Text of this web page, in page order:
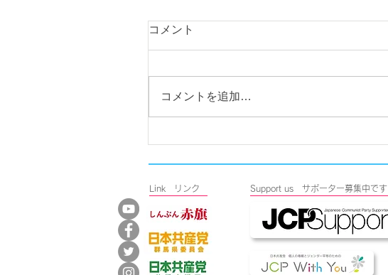
コメント
コメントを追加…
Link リンク ​Support us サポーター募集中です